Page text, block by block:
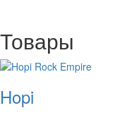
Товары
Hopi